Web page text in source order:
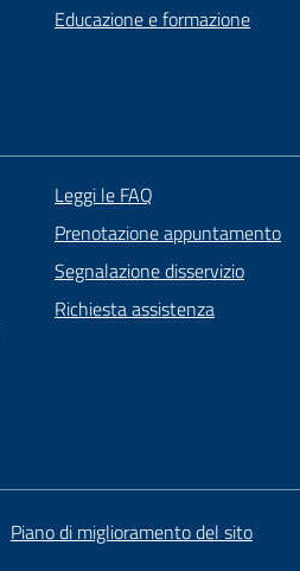
Educazione e formazione
Leggi le FAQ
Prenotazione appuntamento
Segnalazione disservizio
Richiesta assistenza
Piano di miglioramento del sito